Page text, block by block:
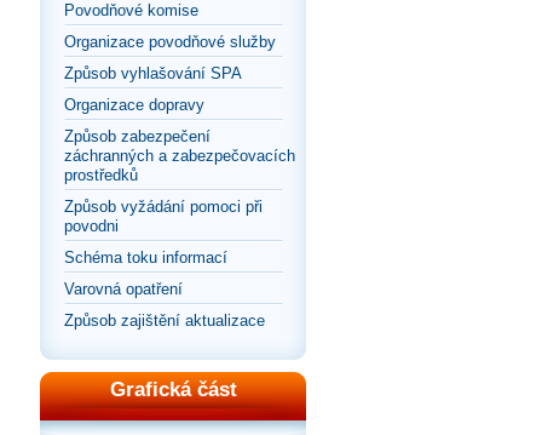
Povodňové komise
Organizace povodňové služby
Způsob vyhlašování SPA
Organizace dopravy
Způsob zabezpečení
záchranných a zabezpečovacích
prostředků
Způsob vyžádání pomoci při
povodni
Schéma toku informací
Varovná opatření
Způsob zajištění aktualizace
Grafická část